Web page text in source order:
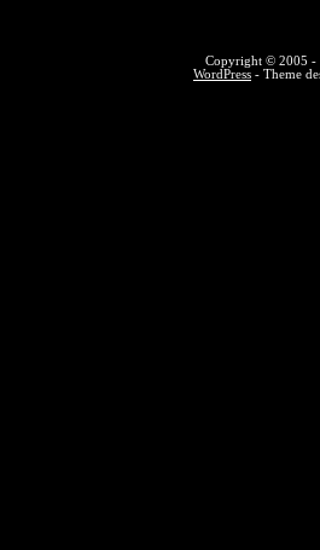
Copyright © 2005 -
WordPress - Theme